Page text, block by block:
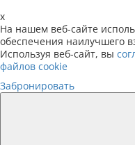
x
На нашем веб-сайте
обеспечения наилучшего
Используя веб-сайт, вы
файлов cookie
Забронировать